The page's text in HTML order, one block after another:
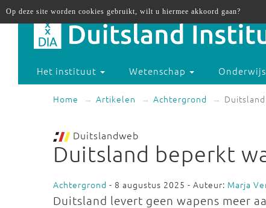
Het instituut Wetenschap
Home Artikelen Achtergrond
Duitslandweb
Duitsland beperkt
Achtergrond - 8 augustus 2025 - Auteur: Marja
Duitsland levert geen wapens meer
Op deze site worden cookies gebruikt, wilt u hiermee akkoord gaan?